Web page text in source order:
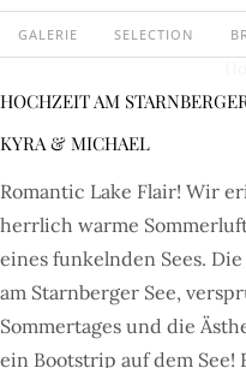
GALERIE SELECTION
HOCHZEIT AM
KYRA & MICHAEL
Romantic Lake Flair! Wir
herrlich warme
eines funkelnden Sees. Die
am Starnberger See,
Sommertages und die
ein Bootstrip auf dem